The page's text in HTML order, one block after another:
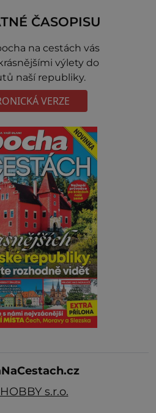
ČASOPISU
na cestách vás
výlety do
naší republiky.
VERZE
s.r.o.